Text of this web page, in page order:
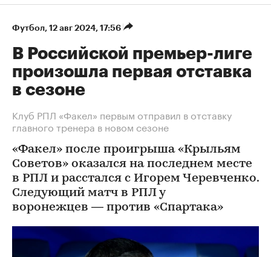
Футбол⁠, 12 авг 2024, 17:56
В Российской премьер-лиге
произошла первая отставка
в сезоне
Клуб РПЛ «Факел» первым отправил в отставку
главного тренера в новом сезоне
«Факел» после проигрыша «Крыльям
Советов» оказался на последнем месте
в РПЛ и расстался с Игорем Черевченко.
Следующий матч в РПЛ у
воронежцев — против «Спартака»